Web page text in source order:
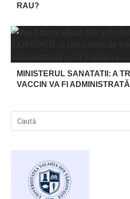
RAU?
MINISTERUL SANATATII: A
VACCIN VA FI